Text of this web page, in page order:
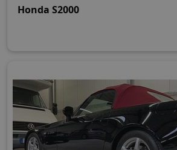
Honda S2000